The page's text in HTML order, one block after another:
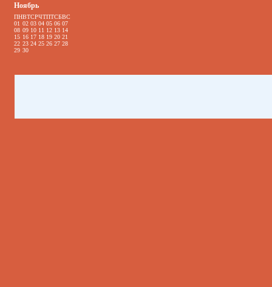
Ноябрь
ПНВТСРЧТПТСБВС
01 02 03 04 05 06 07
08 09 10 11 12 13 14
15 16 17 18 19 20 21
22 23 24 25 26 27 28
29 30